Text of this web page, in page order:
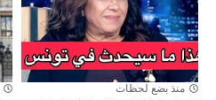
منذ بضع لحظات